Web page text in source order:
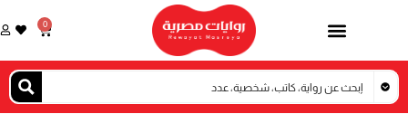
0
Cart